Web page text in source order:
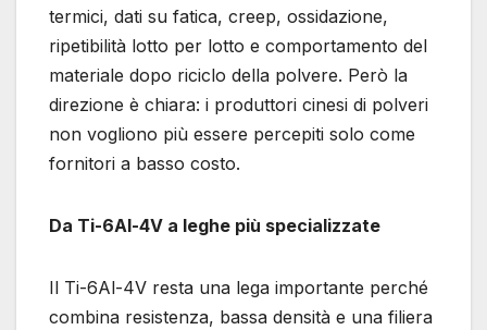
termici, dati su fatica, creep, ossidazione,
ripetibilità lotto per lotto e comportamento del
materiale dopo riciclo della polvere. Però la
direzione è chiara: i produttori cinesi di polveri
non vogliono più essere percepiti solo come
fornitori a basso costo.
Da Ti-6Al-4V a leghe più specializzate
Il Ti-6Al-4V resta una lega importante perché
combina resistenza, bassa densità e una filiera